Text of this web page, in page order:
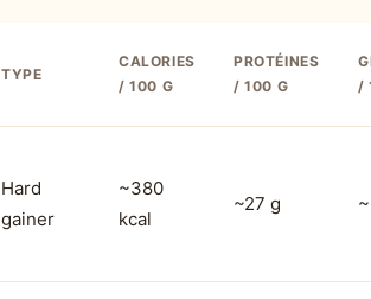
TYPE
CALORIES
/ 100 G
PROTÉINES
/ 100 G
/
Hard
gainer
~380
kcal
~27 g